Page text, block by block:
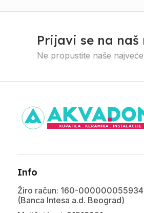
Prijavi se na naš
Ne propustite naše
Info
Žiro račun: 160-
(Banca Intesa a.d. Beograd)